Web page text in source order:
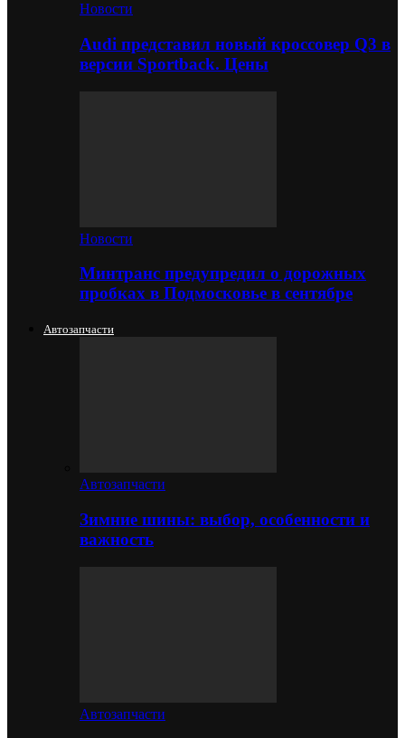
Новости
Audi представил новый кроссовер Q3 в
версии Sportback. Цены
Новости
Минтранс предупредил о дорожных
пробках в Подмосковье в сентябре
Автозапчасти
Автозапчасти
Зимние шины: выбор, особенности и
важность
Автозапчасти